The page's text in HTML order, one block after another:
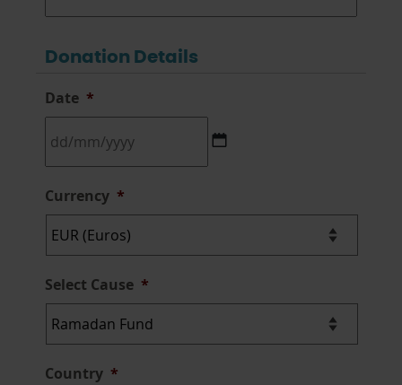
Donation Details
Date *
slash
MM
slash
Currency *
Select Cause *
Country *